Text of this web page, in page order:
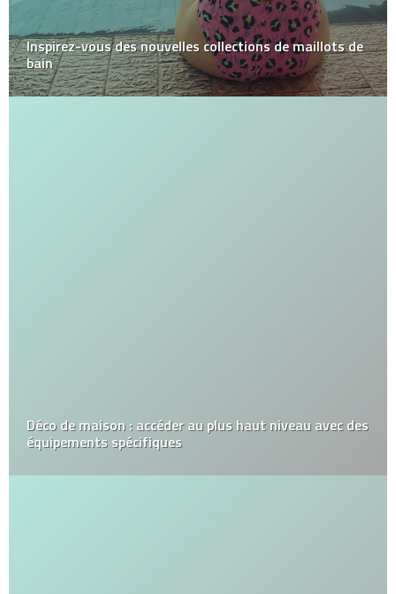
Inspirez-vous des nouvelles collections de maillots de
bain
Déco de maison : accéder au plus haut niveau avec des
équipements spécifiques